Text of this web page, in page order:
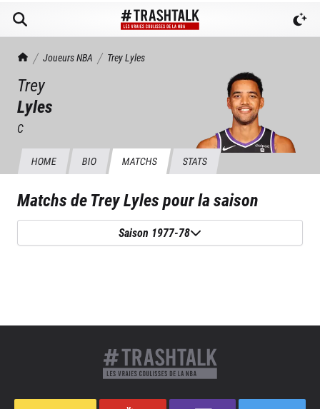
TrashTalk Actu NBA
Joueurs NBA TreyLyles
Trey
Lyles
C
HOME BIO MATCHS STATS
Matchs deTrey Lylespour la saison
Saison 1977-78